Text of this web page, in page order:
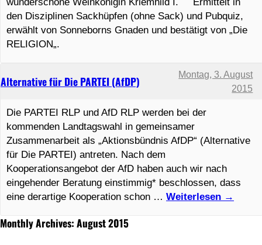
Monthly Archives: August 2015
Alternative für Die PARTEI (AfDP)
Montag, 3. August
2015
Die PARTEI RLP und AfD RLP werden bei der
kommenden Landtagswahl in gemeinsamer
Zusammenarbeit als „Aktionsbündnis AfDP“ (Alternative
für Die PARTEI) antreten. Nach dem
Kooperationsangebot der AfD haben auch wir nach
eingehender Beratung einstimmig* beschlossen, dass
eine derartige Kooperation schon … Weiterlesen →
den Disziplinen Sackhüpfen (ohne Sack) und Pubquiz,
erwählt von Sonneborns Gnaden und bestätigt von „Die
RELIGION„.